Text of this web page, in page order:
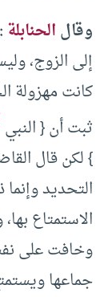
وقالالحنابلة:
إلى الزوج،
كانت مهزولة
ثبت أن { النبي
} لكن قال
التحديد
الاستمتاع
وخافت على
جماعها